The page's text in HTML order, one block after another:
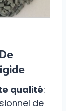
qualité:
de